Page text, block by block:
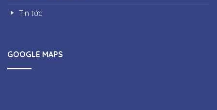
Tin tức
GOOGLE MAPS